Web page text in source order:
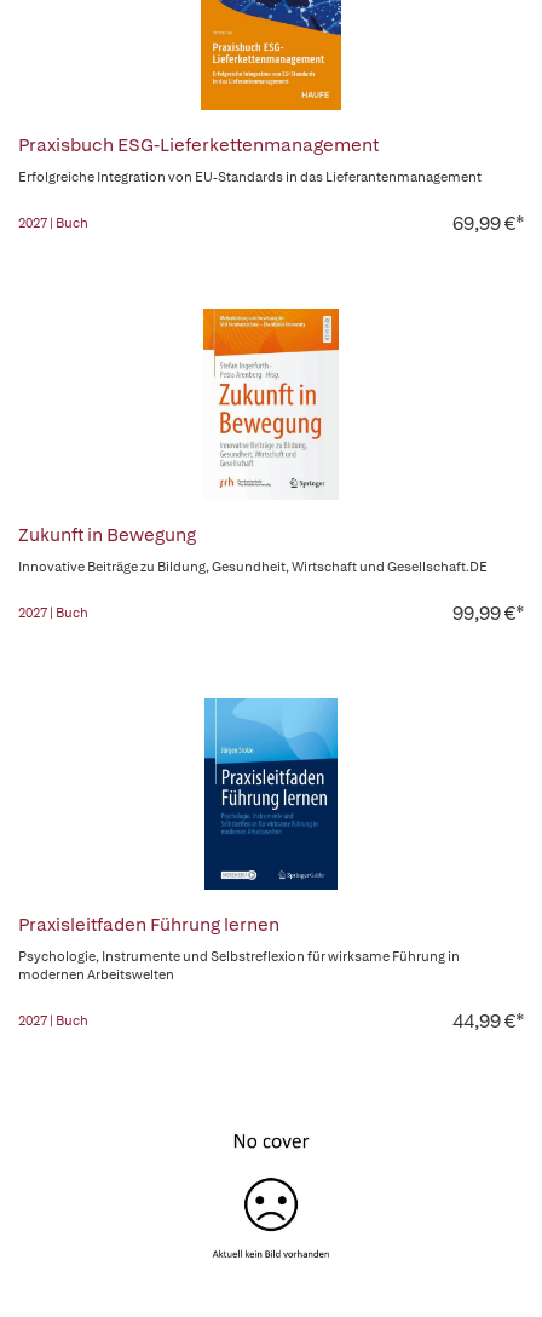
Praxisbuch ESG-Lieferkettenmanagement
Erfolgreiche Integration von EU-Standards in das Lieferantenmanagement
2027 | Buch 69,99 €*
Zukunft in Bewegung
Innovative Beiträge zu Bildung, Gesundheit, Wirtschaft und Gesellschaft.DE
2027 | Buch 99,99 €*
Praxisleitfaden Führung lernen
Psychologie, Instrumente und Selbstreflexion für wirksame Führung in
modernen Arbeitswelten
2027 | Buch 44,99 €*